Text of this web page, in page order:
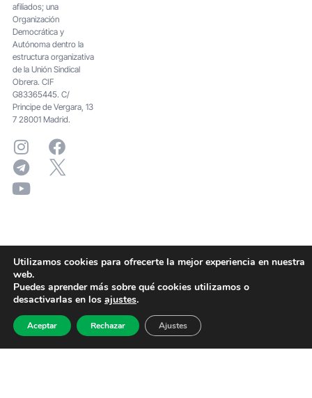
afiliados; una
Organización
Democrática y
Autónoma dentro la
estructura organizativa
de la Unión Sindical
Obrera. CIF
G83365445. C/
Principe de Vergara, 13
7 28001 Madrid.
Utilizamos cookies para ofrecerte la mejor experiencia en nuestra
web.
Puedes aprender más sobre qué cookies utilizamos o
desactivarlas en los ajustes.
Aceptar Rechazar Ajustes